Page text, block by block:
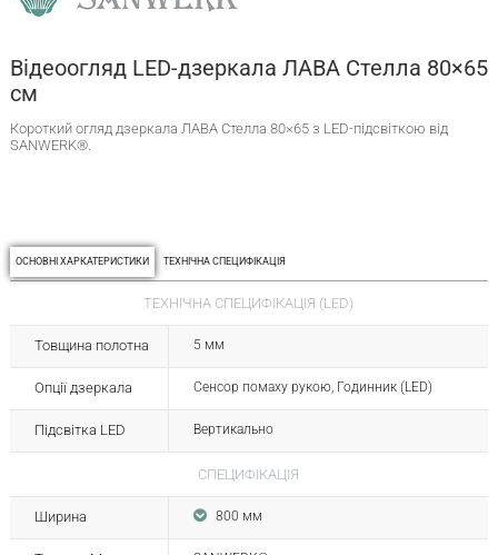
Відеоогляд LED-дзеркала ЛАВА Стелла 80×65
см
Короткий огляд дзеркала ЛАВА Стелла 80×65 з LED-підсвіткою від
SANWERK®.
ОСНОВНІ ХАРКАТЕРИСТИКИ ТЕХНІЧНА СПЕЦИФІКАЦІЯ
ТЕХНІЧНА СПЕЦИФІКАЦІЯ (LED)
Товщина полотна 5 мм
Опції дзеркала Сенсор помаху рукою, Годинник (LED)
Підсвітка LED Вертикально
СПЕЦИФІКАЦІЯ
Ширина 800 мм